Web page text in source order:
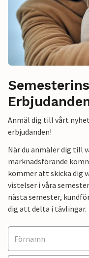
Anmäl dig till vårt
erbjudanden!
När du anmäler dig till
marknadsförande
kommer att skicka dig
vistelser i våra
nästa semester,
dig att delta i tävlingar.